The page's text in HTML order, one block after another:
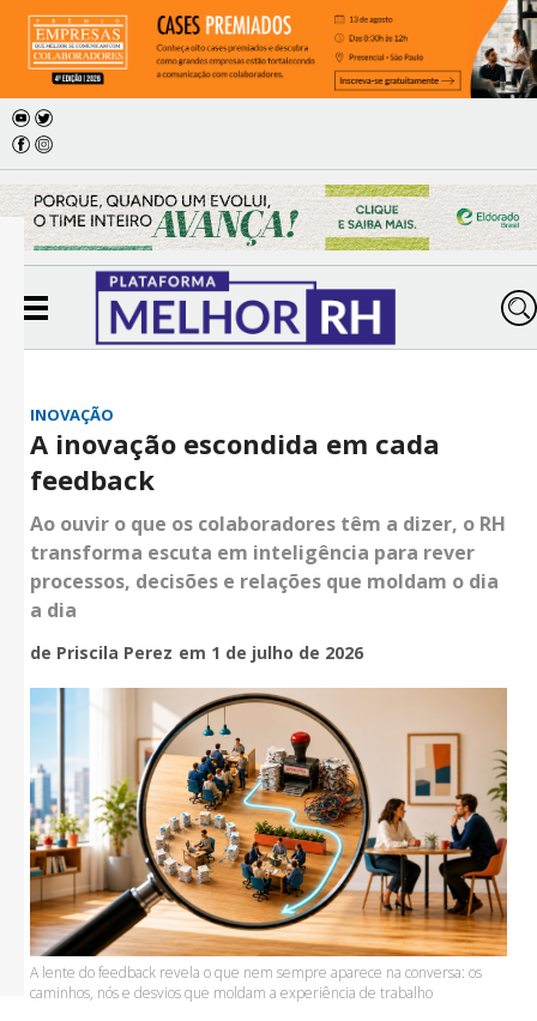
INOVAÇÃO
A inovação escondida em cada
feedback
Ao ouvir o que os colaboradores têm a dizer, o RH
transforma escuta em inteligência para rever
processos, decisões e relações que moldam o dia
a dia
de Priscila Perez em 1 de julho de 2026
A lente do feedback revela o que nem sempre aparece na conversa: os
caminhos, nós e desvios que moldam a experiência de trabalho